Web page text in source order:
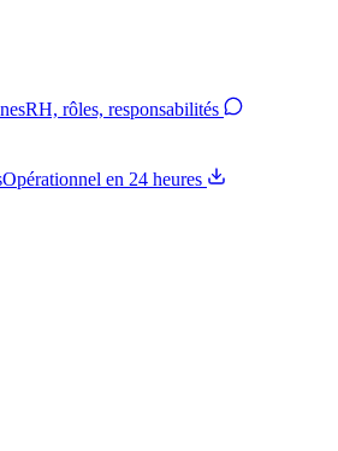
RH, rôles, responsabilités
Opérationnel en 24 heures